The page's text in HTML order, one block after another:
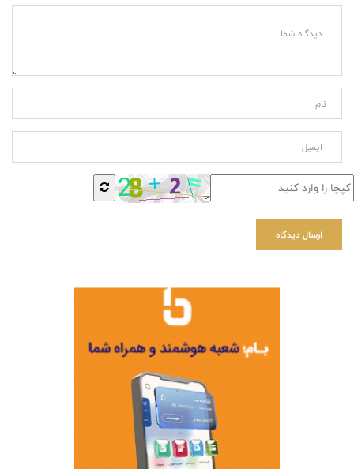
ارسال دیدگاه